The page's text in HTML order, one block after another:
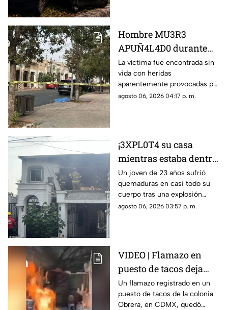
Hombre MU3R3
APUÑ4L4D0 durante
VI0L3NT0 intento de
asalto
La víctima fue encontrada sin
vida con heridas
aparentemente provocadas por
un arma blanca.
agosto 06, 2026 04:17 p. m.
¡3XPL0T4 su casa
mientras estaba dentro!
Joven sufre
QU3M4DUR4S en casi
el 100% del cuerpo
Un joven de 23 años sufrió
quemaduras en casi todo su
cuerpo tras una explosión
provocada presuntamente por
agosto 06, 2026 03:57 p. m.
VIDEO | Flamazo en
puesto de tacos deja
dos personas heridas
en la colonia Obrera
Un flamazo registrado en un
puesto de tacos de la colonia
Obrera, en CDMX, quedó